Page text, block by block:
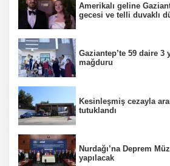
Amerikalı geline
gecesi ve telli duvaklı
Gaziantep’te 59 daire 3
mağduru
Kesinleşmiş cezayla
tutuklandı
Nurdağı’na Deprem
yapılacak